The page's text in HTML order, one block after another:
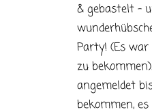
& gebastelt -
Party! (Es war
zu
angemeldet
bekommen,